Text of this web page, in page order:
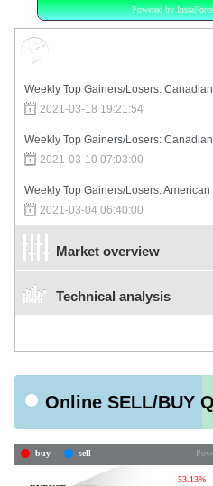
Weekly Top Gainers/Losers:
2021-03-18 19:21:54
Weekly Top Gainers/Losers:
2021-03-10 07:03:00
Weekly Top Gainers/Losers:
2021-03-04 06:40:00
Market overview
Technical analysis
Online SELL/BUY